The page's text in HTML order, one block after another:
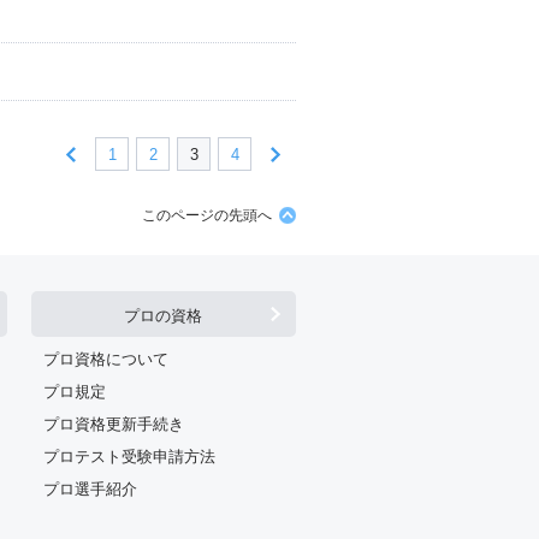
1 2 3 4
このページの先頭へ
プロの資格
プロ資格について
プロ規定
プロ資格更新手続き
プロテスト受験申請方法
プロ選手紹介